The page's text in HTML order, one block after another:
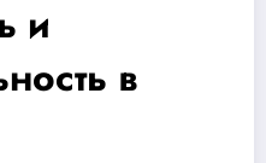
и
в